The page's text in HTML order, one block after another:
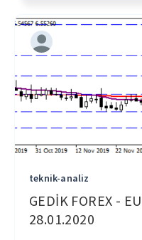
teknik-analiz
GEDİK FOREX -
28.01.2020